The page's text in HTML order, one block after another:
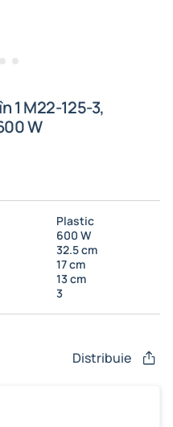
1 M22-125-3,
W
Plastic
600 W
32.5 cm
17 cm
13 cm
3
Distribuie